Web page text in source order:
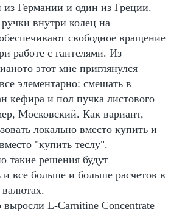
Германии и один из Греции.
внутри колец на
свободное вращение
работе с гантелями. Из
этот мне приглянулся
элементарно: смешать в
кефира и пол пучка листового
Московский. Как вариант,
локально вместо купить и
"купить теслу".
такие решения будут
и все больше и больше расчетов в
выросли L-Carnitine Сoncentrate